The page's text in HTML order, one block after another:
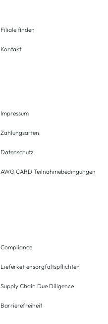
Filiale finden
Kontakt
Impressum
Zahlungsarten
Datenschutz
AWG CARD Teilnahmebedingungen
Compliance
Lieferkettensorgfaltspflichten
Supply Chain Due Diligence
Barrierefreiheit